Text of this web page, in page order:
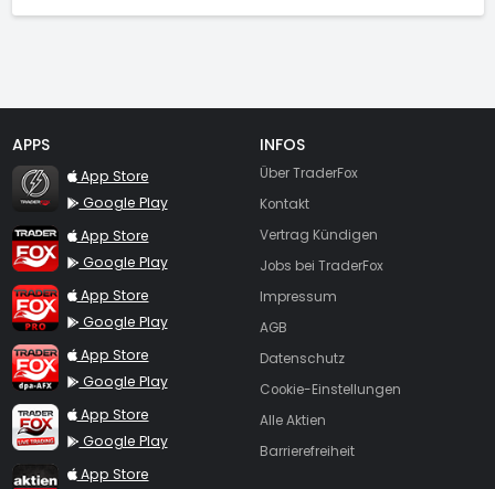
APPS
TraderFox Flash
App Store
Google Play
TraderFox App
App Store
Google Play
TraderFox Pro
App Store
Google Play
TraderFox dpa-AFX ProFeed
App Store
Google Play
TraderFox Live Trading
App Store
Google Play
TraderFox aktien Magazin
App Store
INFOS
Über TraderFox
Kontakt
Vertrag Kündigen
Jobs bei TraderFox
Impressum
AGB
Datenschutz
Cookie-Einstellungen
Alle Aktien
Barrierefreiheit